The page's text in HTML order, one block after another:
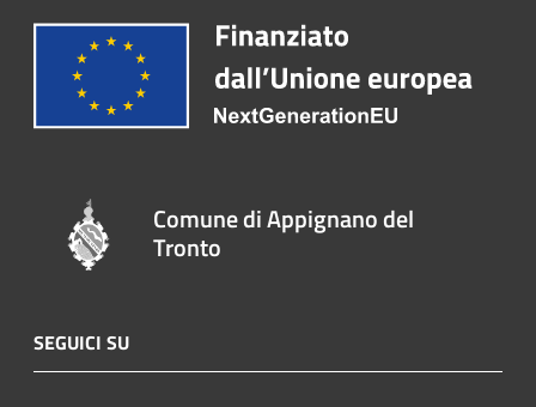
Comune di Appignano del
Tronto
SEGUICI SU